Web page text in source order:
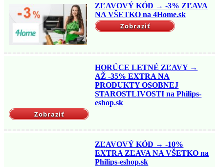
ZĽAVOVÝ KÓD → -3% ZĽAVA
NA VŠETKO na 4Home.sk
Zobraziť
HORÚCE LETNÉ ZĽAVY →
AŽ -35% EXTRA NA
PRODUKTY OSOBNEJ
STAROSTLIVOSTI na Philips-
eshop.sk
Zobraziť
ZĽAVOVÝ KÓD → -10%
EXTRA ZĽAVA NA VŠETKO na
Philips-eshop.sk